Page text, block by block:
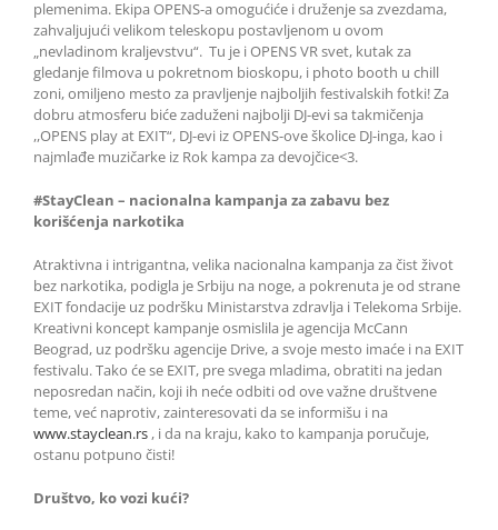
plemenima. Ekipa OPENS-a omogućiće i druženje sa zvezdama,
zahvaljujući velikom teleskopu postavljenom u ovom
„nevladinom kraljevstvu“. Tu je i OPENS VR svet, kutak za
gledanje filmova u pokretnom bioskopu, i photo booth u chill
zoni, omiljeno mesto za pravljenje najboljih festivalskih fotki! Za
dobru atmosferu biće zaduženi najbolji DJ-evi sa takmičenja
,,OPENS play at EXIT“, DJ-evi iz OPENS-ove školice DJ-inga, kao i
najmlađe muzičarke iz Rok kampa za devojčice<3.
#StayClean – nacionalna kampanja za zabavu bez
korišćenja narkotika
Atraktivna i intrigantna, velika nacionalna kampanja za čist život
bez narkotika, podigla je Srbiju na noge, a pokrenuta je od strane
EXIT fondacije uz podršku Ministarstva zdravlja i Telekoma Srbije.
Kreativni koncept kampanje osmislila je agencija McCann
Beograd, uz podršku agencije Drive, a svoje mesto imaće i na EXIT
festivalu. Tako će se EXIT, pre svega mladima, obratiti na jedan
neposredan način, koji ih neće odbiti od ove važne društvene
teme, već naprotiv, zainteresovati da se informišu i na
www.stayclean.rs , i da na kraju, kako to kampanja poručuje,
ostanu potpuno čisti!
Društvo, ko vozi kući?